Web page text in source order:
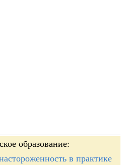
образование:
в практике